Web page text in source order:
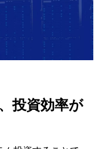
投資効率が